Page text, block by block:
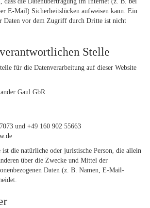
E-Mail) Sicherheitslücken aufweisen kann. Ein
Daten vor dem Zugriff durch Dritte ist nicht
Stelle
für die Datenverarbeitung auf dieser Website
Gaul GbR
und +49 160 902 55663
die natürliche oder juristische Person, die allein
über die Zwecke und Mittel der
Daten (z. B. Namen, E-Mail-